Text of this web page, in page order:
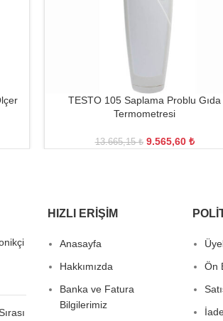
TESTO 105 Saplama Problu Gıda
Termometresi
13.665,15₺ 9.565,60 ₺
HIZLI ERIŞIM
Anasayfa
Hakkımızda
Banka ve Fatura
Bilgilerimiz
Ön